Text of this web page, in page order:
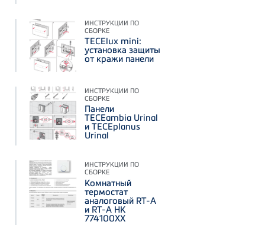
ИНСТРУКЦИИ ПО
СБОРКЕ
TECElux mini:
установка защиты
от кражи панели
ИНСТРУКЦИИ ПО
СБОРКЕ
Панели
TECEambia Urinal
и TECEplanus
Urinal
ИНСТРУКЦИИ ПО
СБОРКЕ
Комнатный
термостат
аналоговый RT-A
и RT-A HK
774100XX